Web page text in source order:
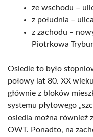
ze wschodu –
z południa –
z zachodu –
Piotrkowa
Osiedle to było
połowy lat 80. XX
głównie z bloków
systemu płytowego
osiedla można również
OWT. Ponadto, na